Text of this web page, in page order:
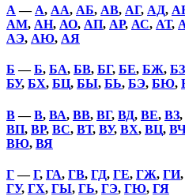
А — А, АА, АБ, АВ, АГ, АД,
АМ, АН, АО, АП, АР, АС, АТ,
АЭ, АЮ, АЯ
Б —Б, БА, БВ, БГ, БЕ, БЖ, БЗ
БУ, БХ, БЦ, БЫ, БЬ, БЭ, БЮ,
В—В, ВА, ВВ, ВГ, ВД, ВЕ, ВЗ,
ВП, ВР, ВС, ВТ, ВУ, ВХ, ВЦ,
ВЮ, ВЯ
Г—Г, ГА, ГВ, ГД, ГЕ, ГЖ, ГИ,
ГУ, ГХ, ГЫ, ГЬ, ГЭ, ГЮ, ГЯ